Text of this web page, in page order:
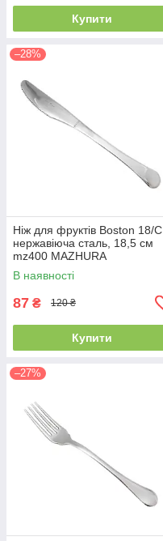
Купити
–28%
Ніж для фруктів Boston 18/C
нержавіюча сталь, 18,5 см
mz400 MAZHURA
В наявності
87 ₴ 120 ₴
Купити
–27%